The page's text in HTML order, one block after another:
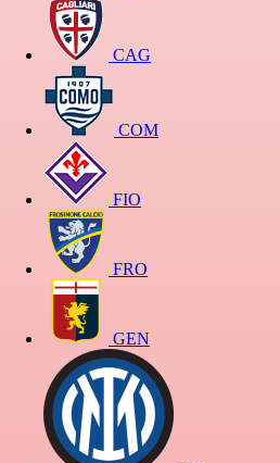
CAG
COM
FIO
FRO
GEN